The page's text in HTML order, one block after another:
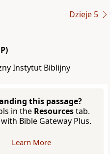
Dzieje 5
Instytut Biblijny
this passage?
in the Resourcestab.
with Bible Gateway Plus.
Learn More